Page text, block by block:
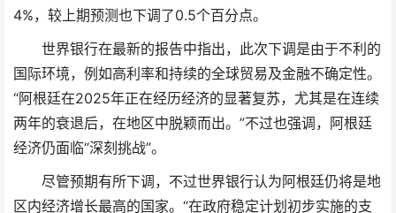
4%，较上期预测也下调了0.5个百分点。
世界银行在最新的报告中指出，此次下调是由于不利的
国际环境，例如高利率和持续的全球贸易及金融不确定性。
“阿根廷在2025年正在经历经济的显著复苏，尤其是在连续
两年的衰退后，在地区中脱颖而出。”不过也强调，阿根廷
经济仍面临“深刻挑战”。
尽管预期有所下调，不过世界银行认为阿根廷仍将是地
区内经济增长最高的国家。“在政府稳定计划初步实施的支